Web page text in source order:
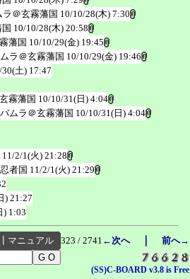
＠玄霧藩国 10/10/28(木) 7:30
10/10/28(木) 20:58
藩国 10/10/29(金) 19:45
ラ＠玄霧藩国 10/10/29(金) 19:46
土) 17:47
霧藩国 10/10/31(日) 4:04
ムラ＠玄霧藩国 10/10/31(日) 4:04
11/2/1(火) 21:28
者国 11/2/1(火) 21:29
) 21:27
) 1:03
マニュアル 323 / 2741 ←次へ｜ 前へ→
(SS)C-BOARD v3.8 is Free